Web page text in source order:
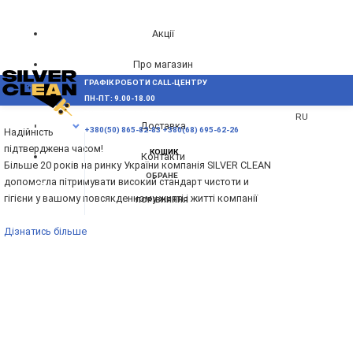
Акції
Про магазин
Блог
Доставка
Контакти
RU
МЕНЮ
ГРАФІК РОБОТИ CALL-ЦЕНТРУ
ПН-ПТ: 9.00-18.00
+380(50) 865-82-83 +380(68) 695-62-26
КОШИК
ОБРАНЕ
ПОРІВНЯННЯ
Надійність
підтверджена часом!
Більше 20 років на ринку України компанія SILVER CLEAN
допомогла пітримувати високий стандарт чистоти и
гігієни у вашому повсякденному житті і житті компанії
Дізнатись більше